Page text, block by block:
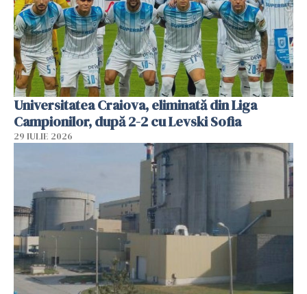
Universitatea Craiova, eliminată din Liga
Campionilor, după 2-2 cu Levski Sofia
29 IULIE 2026